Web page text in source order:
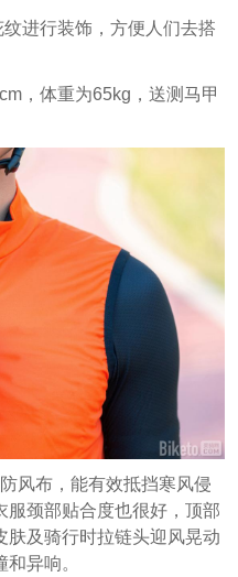
进行装饰，方便人们去搭
，体重为65kg，送测马甲
风布，能有效抵挡寒风侵
服颈部贴合度也很好，顶部
肤及骑行时拉链头迎风晃动
异响。